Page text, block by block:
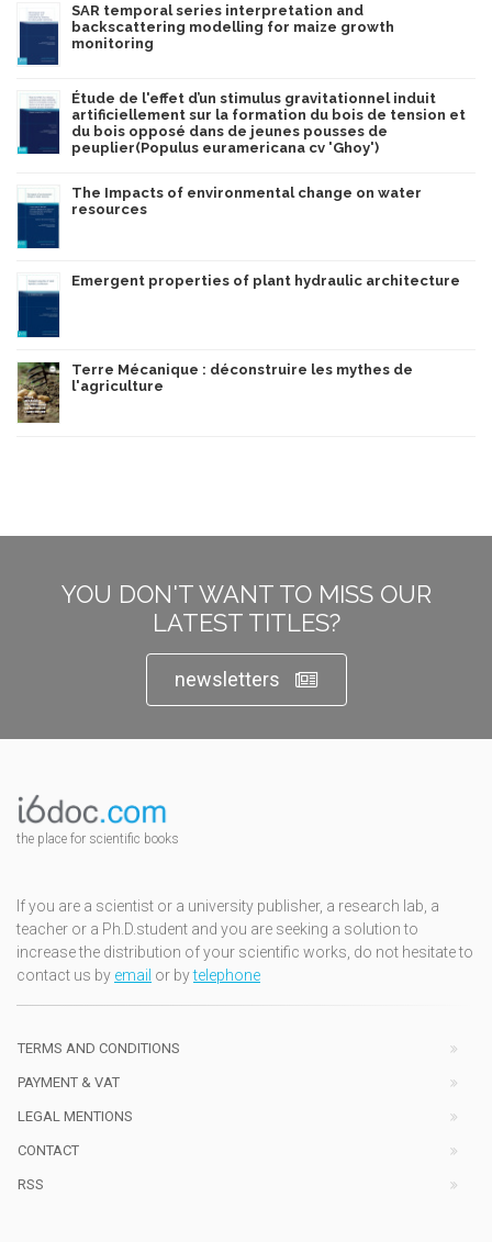
SAR temporal series interpretation and
backscattering modelling for maize growth
monitoring
Étude de l'effet d’un stimulus gravitationnel induit
artificiellement sur la formation du bois de tension et
du bois opposé dans de jeunes pousses de
peuplier(Populus euramericana cv 'Ghoy')
The Impacts of environmental change on water
resources
Emergent properties of plant hydraulic architecture
Terre Mécanique : déconstruire les mythes de
l'agriculture
YOU DON'T WANT TO MISS OUR
LATEST TITLES?
newsletters
the place for scientific books
If you are a scientist or a university publisher, a research lab, a
teacher or a Ph.D.student and you are seeking a solution to
increase the distribution of your scientific works, do not hesitate to
contact us by email or bytelephone
TERMS AND CONDITIONS
PAYMENT & VAT
LEGAL MENTIONS
CONTACT
RSS